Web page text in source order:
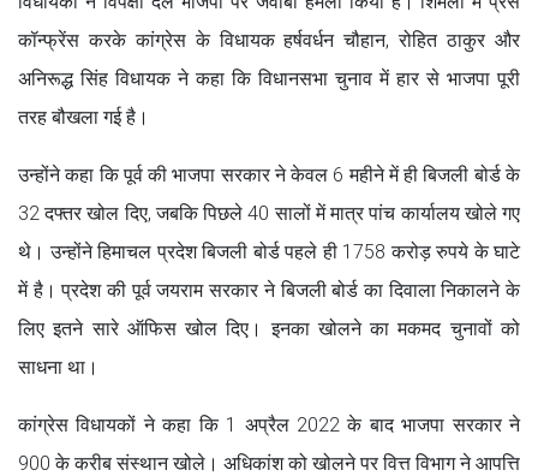
कॉन्फ्रेंस करके कांग्रेस के विधायक हर्षवर्धन चौहान, रोहित ठाकुर और
अनिरूद्ध सिंह विधायक ने कहा कि विधानसभा चुनाव में हार से भाजपा पूरी
तरह बौखला गई है।
उन्होंने कहा कि पूर्व की भाजपा सरकार ने केवल 6 महीने में ही बिजली बोर्ड के
32 दफ्तर खोल दिए, जबकि पिछले 40 सालों में मात्र पांच कार्यालय खोले गए
थे। उन्होंने हिमाचल प्रदेश बिजली बोर्ड पहले ही 1758 करोड़ रुपये के घाटे
में है। प्रदेश की पूर्व जयराम सरकार ने बिजली बोर्ड का दिवाला निकालने के
लिए इतने सारे ऑफिस खोल दिए। इनका खोलने का मकमद चुनावों को
साधना था।
कांग्रेस विधायकों ने कहा कि 1 अप्रैल 2022 के बाद भाजपा सरकार ने
900 के करीब संस्थान खोले। अधिकांश को खोलने पर वित्त विभाग ने आपत्ति